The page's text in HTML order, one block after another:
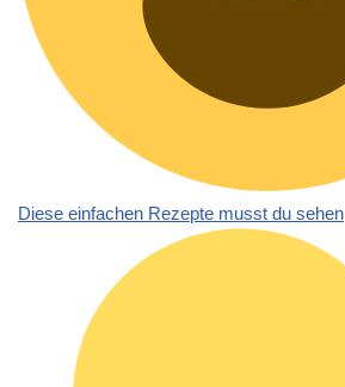
Diese einfachen Rezepte musst du sehen